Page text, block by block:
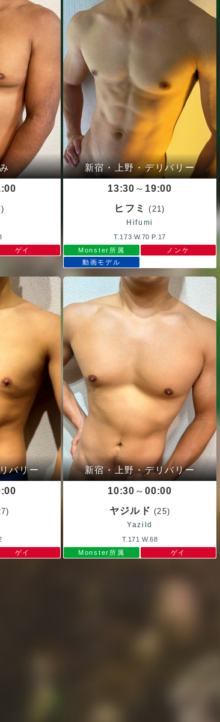
ゲイ
新宿・上野・デリバリー
13:30 ～ 19:00
ヒフミ
(21)
Hifumi
T.173 W.70 P.17
Monster所属
ノンケ
動画モデル
バリー
ゲイ
新宿・上野・デリバリー
10:30 ～ 00:00
ヤジルド (25)
Yazild
T.171 W.68
Monster所属
ゲイ